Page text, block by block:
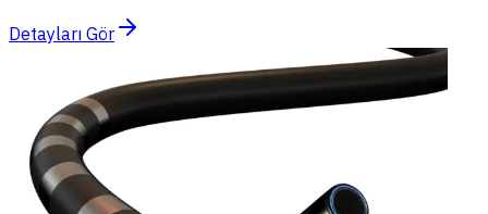
Detayları Gör